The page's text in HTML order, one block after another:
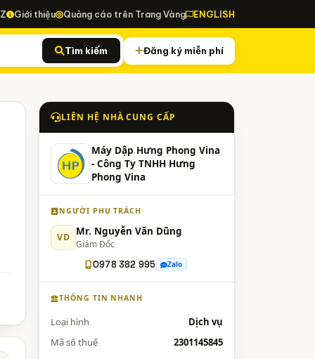
Giới thiệu Quảng cáo trên Trang Vàng ENGLISH
Tìm kiếm Đăng ký miễn phí
LIÊN HỆ NHÀ CUNG CẤP
Máy Dập Hưng Phong Vina
- Công Ty TNHH Hưng
Phong Vina
NGƯỜI PHỤ TRÁCH
VD Mr. Nguyễn Văn Dũng
Giám Đốc
0978 382 995
Zalo
THÔNG TIN NHANH
Loại hình
Dịch vụ
Mã số thuế
2301145845